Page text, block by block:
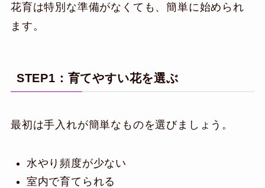
花育は特別な準備がなくても、簡単に始められ
ます。
STEP1：育てやすい花を選ぶ
最初は手入れが簡単なものを選びましょう。
水やり頻度が少ない
室内で育てられる